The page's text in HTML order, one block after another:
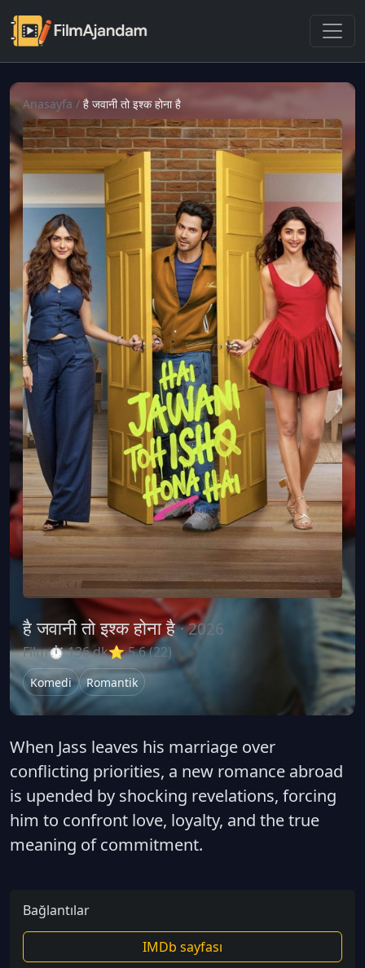
Anasayfa / है जवानी तो इश्क होना है
है जवानी तो इश्क होना है· 2026
Film⏱ 136 dk⭐ 5.6 (22)
Komedi Romantik
When Jass leaves his marriage over
conflicting priorities, a new romance abroad
is upended by shocking revelations, forcing
him to confront love, loyalty, and the true
meaning of commitment.
Bağlantılar
IMDb sayfası